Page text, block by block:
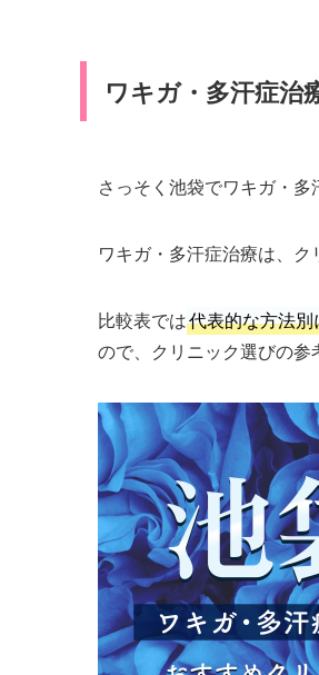
ワキガ・多汗症治
さっそく池袋でワキガ・
ワキガ・多汗症治療は、ク
比較表では代表的な方法
ので、クリニック選びの参